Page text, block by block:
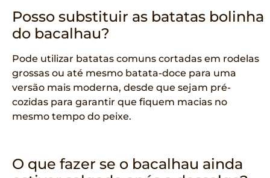
Posso substituir as batatas bolinha
do bacalhau?
Pode utilizar batatas comuns cortadas em rodelas
grossas ou até mesmo batata-doce para uma
versão mais moderna, desde que sejam pré-
cozidas para garantir que fiquem macias no
mesmo tempo do peixe.
O que fazer se o bacalhau ainda